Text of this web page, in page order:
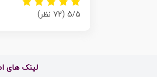
5/5 (72 نظر)
لینک های